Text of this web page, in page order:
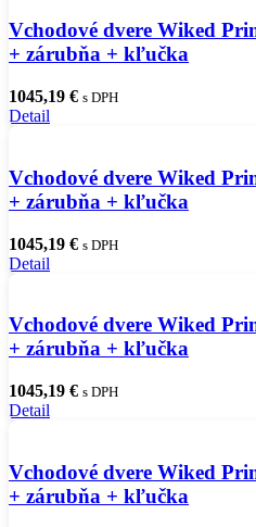
Vchodové dvere Wiked
+ zárubňa + kľučka
1045,19 € s DPH
Detail
Vchodové dvere Wiked
+ zárubňa + kľučka
1045,19 € s DPH
Detail
Vchodové dvere Wiked
+ zárubňa + kľučka
1045,19 € s DPH
Detail
Vchodové dvere Wiked
+ zárubňa + kľučka